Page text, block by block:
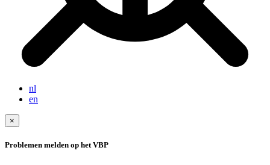
nl
en
×
Problemen melden op het VBP